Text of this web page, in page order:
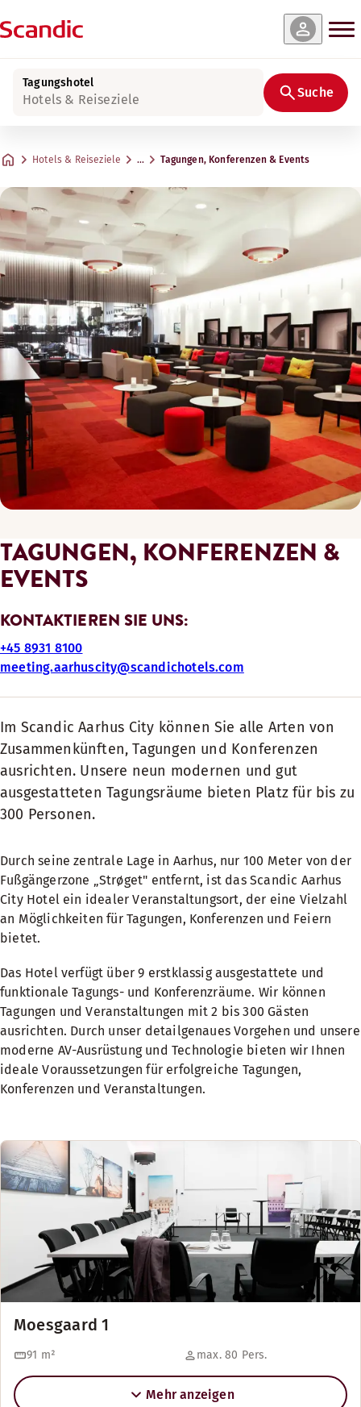
Tagungshotel
Hotels & Reiseziele Suche
Hotels & Reiseziele … Tagungen, Konferenzen & Events
TAGUNGEN, KONFERENZEN &
EVENTS
KONTAKTIEREN SIE UNS:
+45 8931 8100
meeting.aarhuscity@scandichotels.com
Im Scandic Aarhus City können Sie alle Arten von
Zusammenkünften, Tagungen und Konferenzen
ausrichten. Unsere neun modernen und gut
ausgestatteten Tagungsräume bieten Platz für bis zu
300 Personen.
Durch seine zentrale Lage in Aarhus, nur 100 Meter von der
Fußgängerzone „Strøget" entfernt, ist das Scandic Aarhus
City Hotel ein idealer Veranstaltungsort, der eine Vielzahl
an Möglichkeiten für Tagungen, Konferenzen und Feiern
bietet.
Das Hotel verfügt über 9 erstklassig ausgestattete und
funktionale Tagungs- und Konferenzräume. Wir können
Tagungen und Veranstaltungen mit 2 bis 300 Gästen
ausrichten. Durch unser detailgenaues Vorgehen und unsere
moderne AV-Ausrüstung und Technologie bieten wir Ihnen
ideale Voraussetzungen für erfolgreiche Tagungen,
Konferenzen und Veranstaltungen.
Moesgaard 1
91 m² max. 80 Pers.
Mehr anzeigen